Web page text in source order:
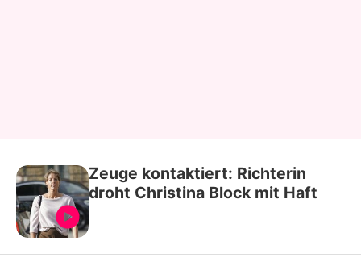
Zeuge kontaktiert: Richterin
droht Christina Block mit Haft